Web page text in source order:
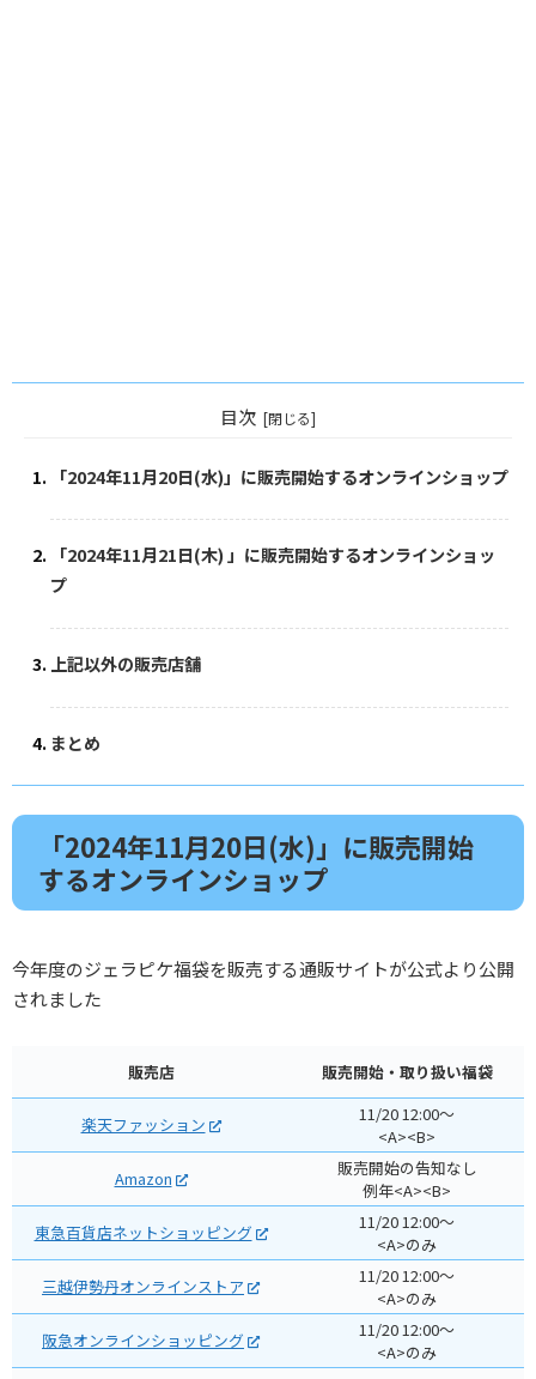
目次
「2024年11月20日(水)」に販売開始するオンラインショップ
「2024年11月21日(木) 」に販売開始するオンラインショッ
プ
上記以外の販売店舗
まとめ
「2024年11月20日(水)」に販売開始
するオンラインショップ
今年度のジェラピケ福袋を販売する通販サイトが公式より公開
されました
販売店 販売開始・取り扱い福袋
楽天ファッション
11/20 12:00～
<A><B>
Amazon
販売開始の告知なし
例年<A><B>
東急百貨店ネットショッピング
11/20 12:00～
<A>のみ
三越伊勢丹オンラインストア
11/20 12:00～
<A>のみ
阪急オンラインショッピング
11/20 12:00～
<A>のみ